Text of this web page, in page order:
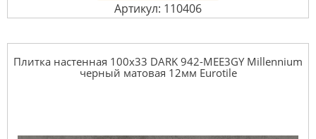
Артикул: 110406
Плитка настенная 100x33 DARK 942-MEE3GY Millennium
черный матовая 12мм Eurotile